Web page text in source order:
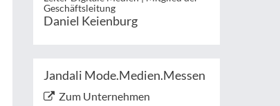
Geschäftsleitung
Daniel Keienburg
Jandali Mode.Medien.Messen
Zum Unternehmen